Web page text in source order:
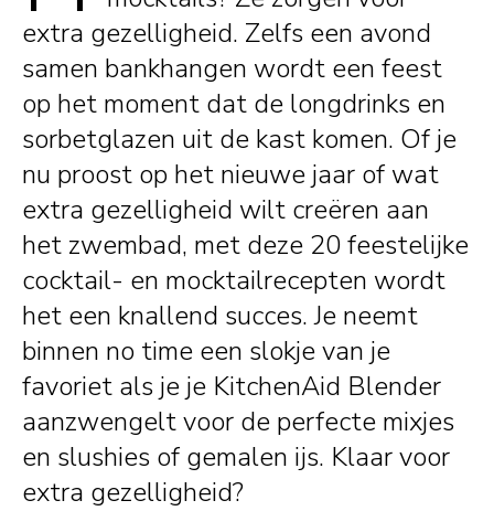
extra gezelligheid. Zelfs een avond
samen bankhangen wordt een feest
op het moment dat de longdrinks en
sorbetglazen uit de kast komen. Of je
nu proost op het nieuwe jaar of wat
extra gezelligheid wilt creëren aan
het zwembad, met deze 20 feestelijke
cocktail- en mocktailrecepten wordt
het een knallend succes. Je neemt
binnen no time een slokje van je
favoriet als je je KitchenAid Blender
aanzwengelt voor de perfecte mixjes
en slushies of gemalen ijs. Klaar voor
extra gezelligheid?